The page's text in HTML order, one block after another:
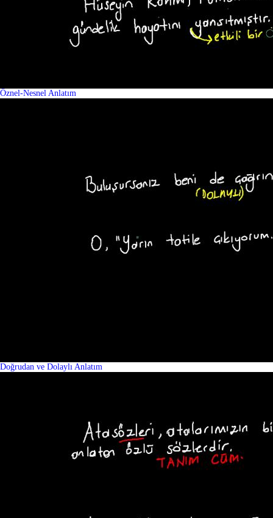
Öznel-Nesnel Anlatım
Doğrudan ve Dolaylı Anlatım